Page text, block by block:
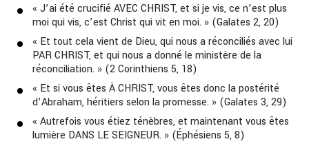
« J’ai été crucifié AVEC CHRIST, et si je vis, ce n’est plus
moi qui vis, c’est Christ qui vit en moi. » (Galates 2, 20)
« Et tout cela vient de Dieu, qui nous a réconciliés avec lui
PAR CHRIST, et qui nous a donné le ministère de la
réconciliation. » (2 Corinthiens 5, 18)
« Et si vous êtes À CHRIST, vous êtes donc la postérité
d’Abraham, héritiers selon la promesse. » (Galates 3, 29)
« Autrefois vous étiez ténèbres, et maintenant vous êtes
lumière DANS LE SEIGNEUR. » (Éphésiens 5, 8)